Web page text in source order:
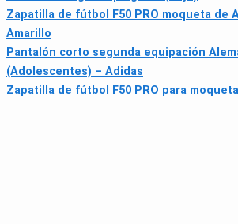
Zapatilla de fútbol F50 PRO moqueta de
Amarillo
Pantalón corto segunda equipación
(Adolescentes) – Adidas
Zapatilla de fútbol F50 PRO para